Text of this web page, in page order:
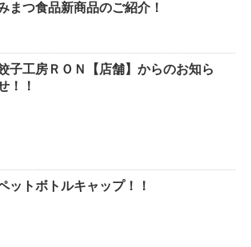
まつ食品新商品のご紹介！
子工房ＲＯＮ【店舗】からのお知ら
！！
ットボトルキャップ！！